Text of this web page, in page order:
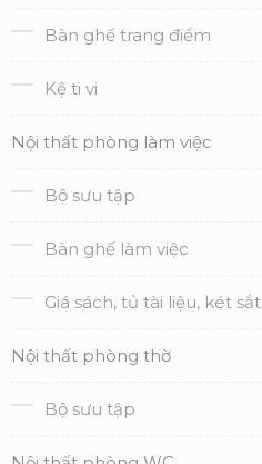
Bàn ghế trang điểm
Kệ ti vi
Nội thất phòng làm việc
Bộ sưu tập
Bàn ghế làm việc
Giá sách, tủ tài liệu, két sắt
Nội thất phòng thờ
Bộ sưu tập